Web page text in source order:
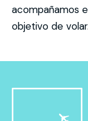
acompañamos
objetivo de volar.